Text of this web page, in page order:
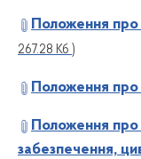
Положення про
267.28 Кб )
Положення про
Положення про
забезпечення,